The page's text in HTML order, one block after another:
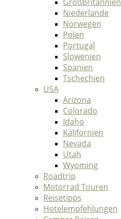
Niederlande
Norwegen
Polen
Portugal
Slowenien
Spanien
Tschechien
USA
Arizona
Colorado
Idaho
Kalifornien
Nevada
Utah
Wyoming
Roadtrip
Motorrad Touren
Reisetipps
Hotelempfehlungen